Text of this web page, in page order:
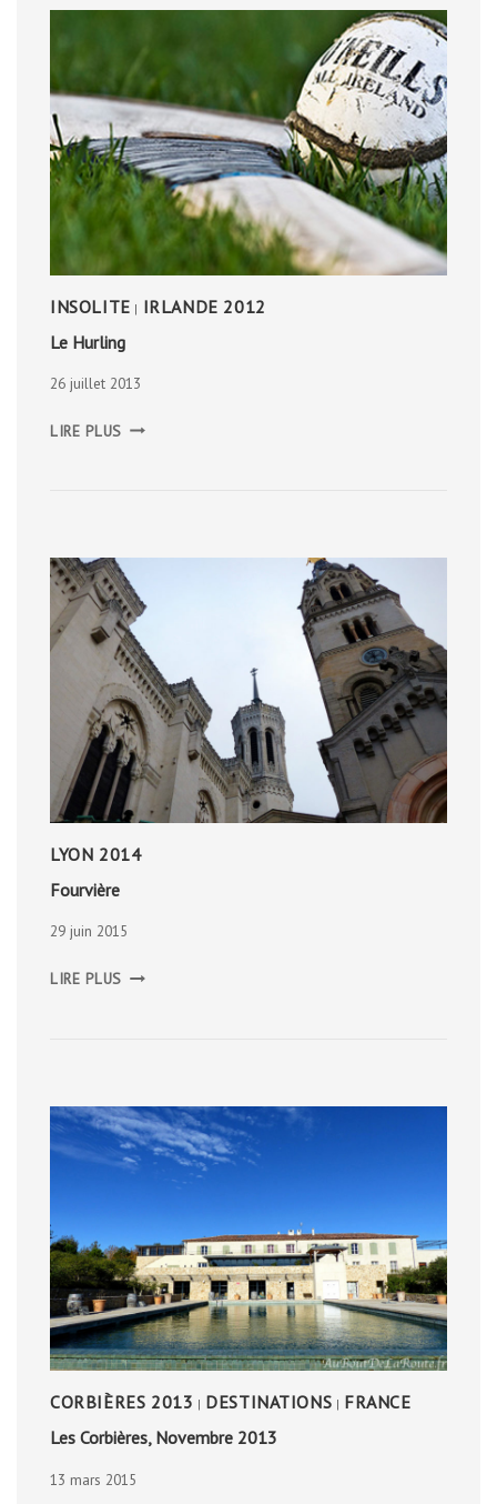
INSOLITE | IRLANDE 2012
Le Hurling
26 juillet 2013
LIRE PLUS HURLING
LYON 2014
Fourvière
29 juin 2015
LIRE PLUS
CORBIÈRES 2013 | DESTINATIONS | FRANCE
Les Corbières, Novembre 2013
13 mars 2015